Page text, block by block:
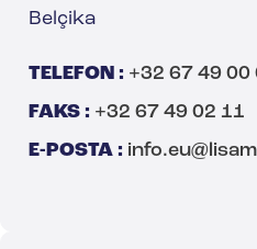
Belçika
TELEFON : +32 67 49 00
FAKS : +32 67 49 02 11
E-POSTA :